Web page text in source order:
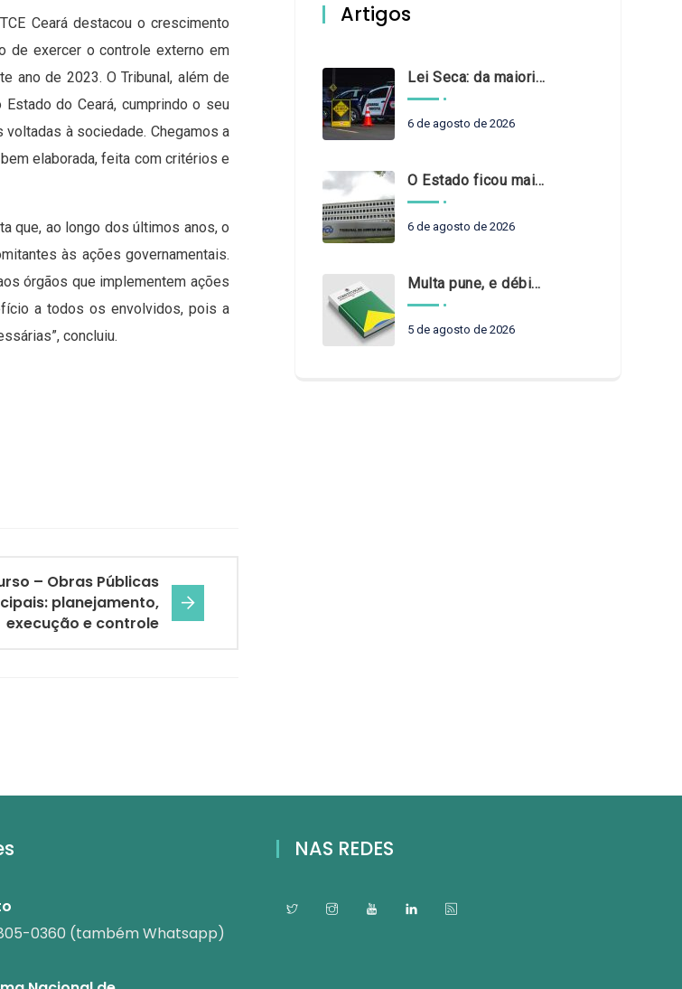
Ceará destacou o crescimento
de exercer o controle externo em
ano de 2023. O Tribunal, além de
do Ceará, cumprindo o seu
à sociedade. Chegamos a
elaborada, feita com critérios e
que, ao longo dos últimos anos, o
às ações governamentais.
órgãos que implementem ações
a todos os envolvidos, pois a
concluiu.
– Obras Públicas
planejamento,
execução e controle
Artigos
Lei Seca: da maioridade à maturidade
6 de agosto de 2026
O Estado ficou mais complexo. O controle precisa acompanhar
6 de agosto de 2026
Multa pune, e débito recompõe. § 3º do art. 71 da Constituição: um problema de legística formal
5 de agosto de 2026
0360 (também Whatsapp)
NAS REDES